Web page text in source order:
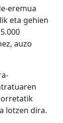
eremua
eta gehien
auzo
lotzen dira.